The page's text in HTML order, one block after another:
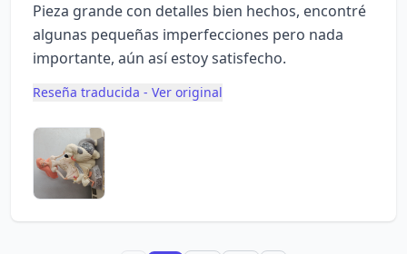
Pieza grande con detalles bien hechos, encontré
algunas pequeñas imperfecciones pero nada
importante, aún así estoy satisfecho.
Reseña traducida - Ver original